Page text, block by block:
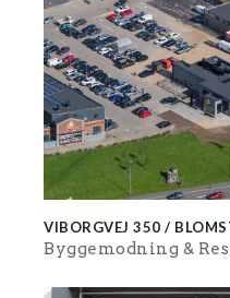
VIBORGVEJ 350 /
Byggemodning